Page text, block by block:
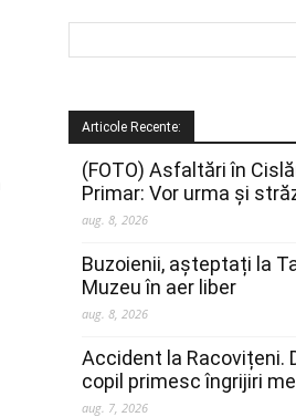
Articole Recente:
(FOTO) Asfaltări în
Primar: Vor urma și
aug. 8, 2026
Buzoienii, așteptați la
Muzeu în aer liber
aug. 8, 2026
Accident la Racovițeni.
copil primesc îngrijiri
aug. 7, 2026